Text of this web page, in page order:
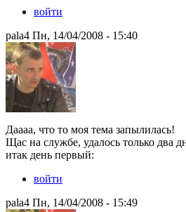
войти
pala4 Пн, 14/04/2008 - 15:40
Даааа, что то моя тема запылилась!
Щас на службе, удалось только два
итак день первый:
войти
pala4 Пн, 14/04/2008 - 15:49